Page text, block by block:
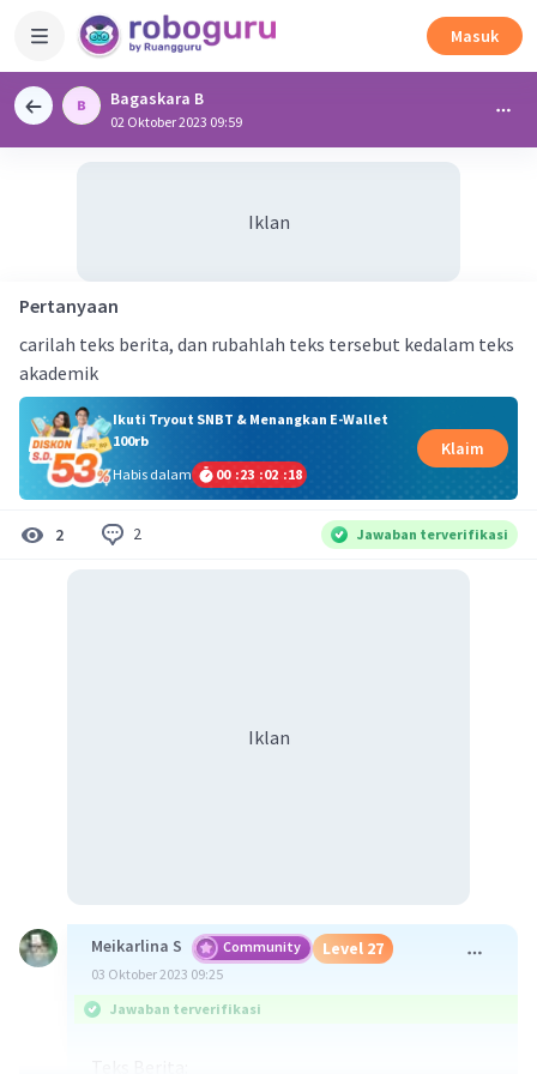
Masuk
Bagaskara B
02 Oktober 2023 09:59
Iklan
Pertanyaan
carilah teks berita, dan rubahlah teks tersebut kedalam teks
akademik
Ikuti Tryout SNBT & Menangkan E-Wallet
100rb
Habis dalam
00 :23 :02 :18
Klaim
2 2 Jawaban terverifikasi
Iklan
Meikarlina S Community Level 27
03 Oktober 2023 09:25
Jawaban terverifikasi